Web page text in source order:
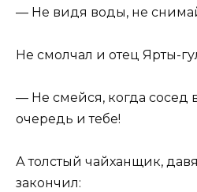
— Не видя воды, не
Не смолчал и отец Ярты-
— Не смейся, когда сосед
очередь и тебе!
А толстый чайханщик,
закончил: